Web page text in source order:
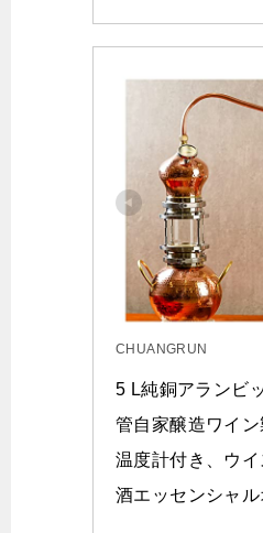
CHUANGRUN
5 L純銅アランビ
管自家醸造ワイン
温度計付き、ウ
酒エッセンシャル